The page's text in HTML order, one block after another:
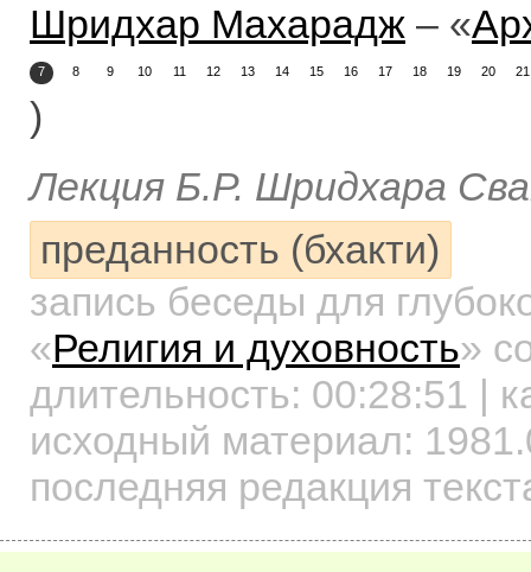
Шридхар Махарадж – «
7 8 9 10 11 12 13 14 15 16 17 18 19 20 21
)
Лекция Б.Р. Шридхара
преданность (бхакти)
запись беседы для
«Религия и духовность»
длительность: 00:28:51 |
исходный материал:
последняя редакция